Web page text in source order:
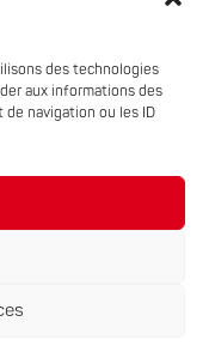
des technologies
aux informations des
navigation ou les ID
sensibles
en